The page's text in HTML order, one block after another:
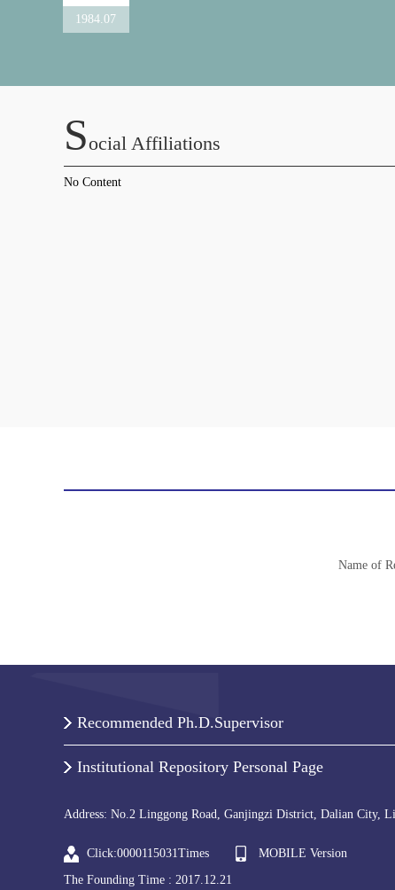
1984.07
SOcial Affiliations
No Content
Name of
Recommended Ph.D.Supervisor
Institutional Repository Personal Page
Address: No.2 Linggong Road, Ganjingzi District, Dalian City,
Click:0000115031Times
MOBILE Version
The Founding Time : 2017.12.21